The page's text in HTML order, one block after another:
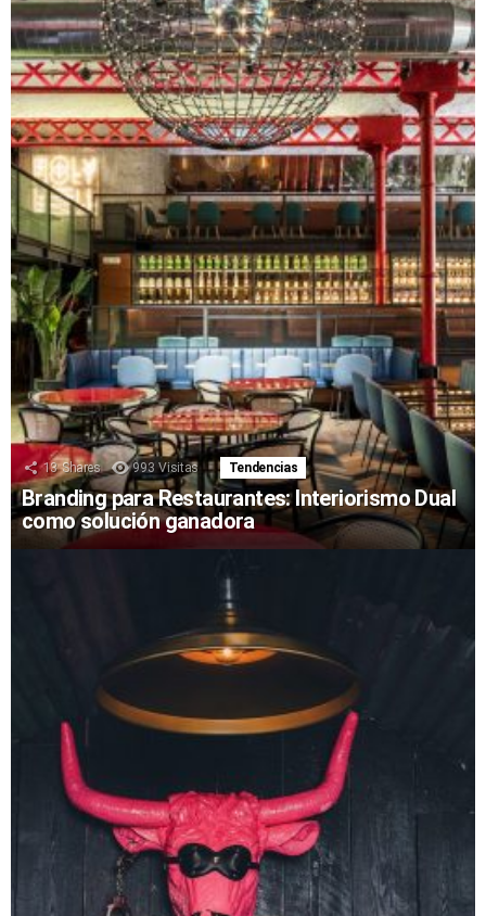
13 Shares 993 Visitas Tendencias
Branding para Restaurantes: Interiorismo Dual
como solución ganadora